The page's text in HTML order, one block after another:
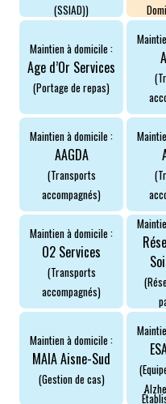
(SSIAD))
Maintien à domicile :
Age d’Or Services
(Portage de repas)
Maintien à domicile :
AAGDA
(Transports
accompagnés)
Maintien à domicile :
O2 Services
(Transports
accompagnés)
Maintien à domicile :
MAIA Aisne-Sud
(Gestion de cas)